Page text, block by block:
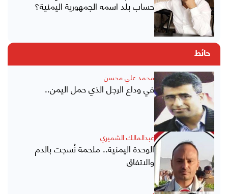
حساب بلد اسمه الجمهورية اليمنية؟
حائط
محمد علي محسن
في وداع الرجل الذي حمل اليمن..
عبدالمالك الشميري
الوحدة اليمنية.. ملحمة نُسجت بالدم
والاتفاق